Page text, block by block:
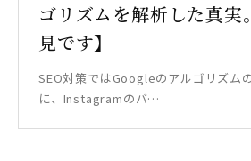
ゴリズムを解析した真実
見です】
SEO対策ではGoogleのアルゴリズム
に、Instagramのバ…